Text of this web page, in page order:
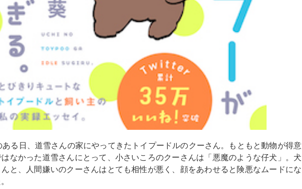
ある日、道雪さんの家にやってきたトイプードルのクーさん。もともと動物が得意
はなかった道雪さんにとって、小さいころのクーさんは「悪魔のような仔犬」。犬
と、人間嫌いのクーさんはとても相性が悪く、顔をあわせると険悪なムードにな